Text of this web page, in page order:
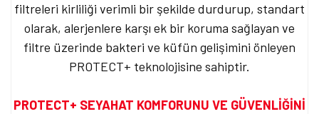
filtreleri kirliliği verimli bir şekilde durdurup, standart
olarak, alerjenlere karşı ek bir koruma sağlayan ve
filtre üzerinde bakteri ve küfün gelişimini önleyen
PROTECT+ teknolojisine sahiptir.
PROTECT+ SEYAHAT KOMFORUNU VE GÜVENLİĞİNİ